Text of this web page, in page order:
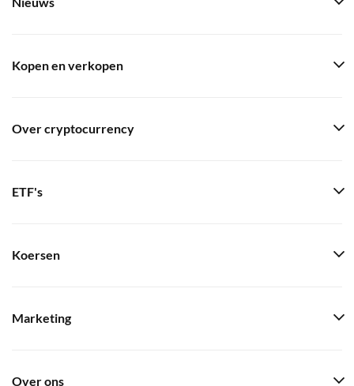
Kopen en verkopen
Over cryptocurrency
ETF's
Koersen
Marketing
Over ons